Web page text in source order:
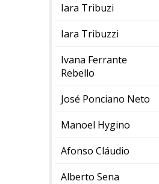
Iara Tribuzi
Iara Tribuzzi
Ivana Ferrante
Rebello
José Ponciano Neto
Manoel Hygino
Afonso Cláudio
Alberto Sena